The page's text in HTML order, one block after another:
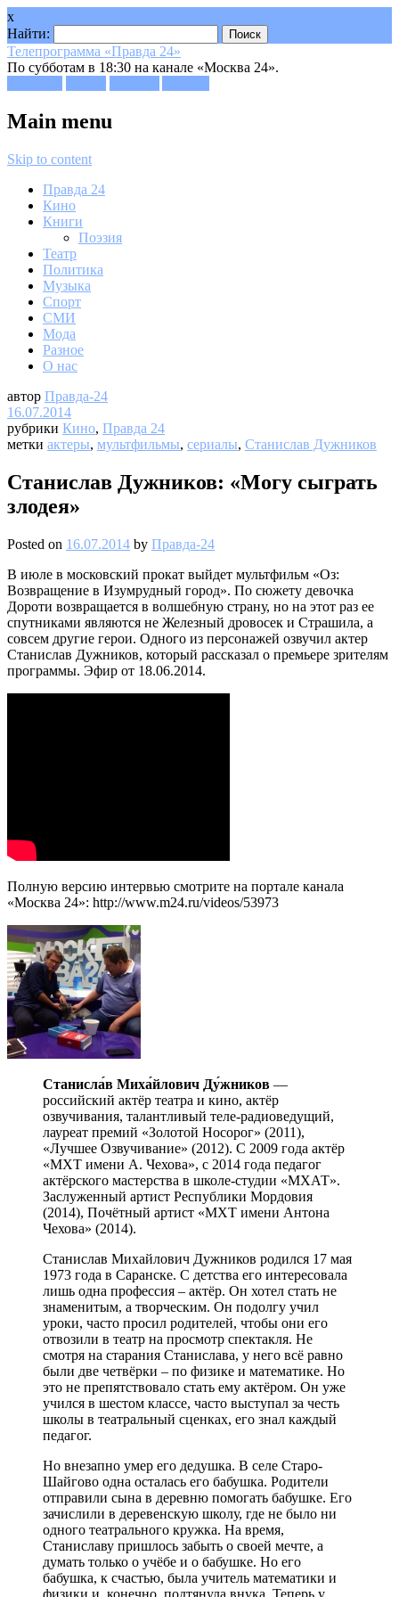
x
Найти:
Телепрограмма «Правда 24»
По субботам в 18:30 на канале «Москва 24».
Main menu
Skip to content
Правда 24
Кино
Книги
Поэзия
Театр
Политика
Музыка
Спорт
СМИ
Мода
Разное
О нас
автор Правда-24
16.07.2014
рубрики Кино, Правда 24
метки актеры, мультфильмы, сериалы, Станислав Дужников
Станислав Дужников: «Могу сыграть
злодея»
Posted on 16.07.2014 by Правда-24
В июле в московский прокат выйдет мультфильм «Оз:
Возвращение в Изумрудный город». По сюжету девочка
Дороти возвращается в волшебную страну, но на этот раз ее
спутниками являются не Железный дровосек и Страшила, а
совсем другие герои. Одного из персонажей озвучил актер
Станислав Дужников, который рассказал о премьере зрителям
программы. Эфир от 18.06.2014.
Полную версию интервью смотрите на портале канала
«Москва 24»: http://www.m24.ru/videos/53973
Станисла́в Миха́йлович Ду́жников —
российский актёр театра и кино, актёр
озвучивания, талантливый теле-радиоведущий,
лауреат премий «Золотой Носорог» (2011),
«Лучшее Озвучивание» (2012). С 2009 года актёр
«МХТ имени А. Чехова», с 2014 года педагог
актёрского мастерства в школе-студии «МХАТ».
Заслуженный артист Республики Мордовия
(2014), Почётный артист «МХТ имени Антона
Чехова» (2014).
Станислав Михайлович Дужников родился 17 мая
1973 года в Саранске. С детства его интересовала
лишь одна профессия – актёр. Он хотел стать не
знаменитым, а творческим. Он подолгу учил
уроки, часто просил родителей, чтобы они его
отвозили в театр на просмотр спектакля. Не
смотря на старания Станислава, у него всё равно
были две четвёрки – по физике и математике. Но
это не препятствовало стать ему актёром. Он уже
учился в шестом классе, часто выступал за честь
школы в театральный сценках, его знал каждый
педагог.
Но внезапно умер его дедушка. В селе Старо-
Шайгово одна осталась его бабушка. Родители
отправили сына в деревню помогать бабушке. Его
зачислили в деревенскую школу, где не было ни
одного театрального кружка. На время,
Станиславу пришлось забыть о своей мечте, а
думать только о учёбе и о бабушке. Но его
бабушка, к счастью, была учитель математики и
физики и, конечно, подтянула внука. Теперь у